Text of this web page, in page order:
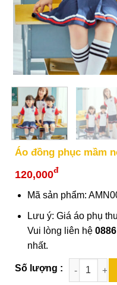
Áo đồng phục mầm
120,000đ
Mã sản phẩm:
Lưu ý: Giá áo phụ
Vui lòng liên hệ
nhất.